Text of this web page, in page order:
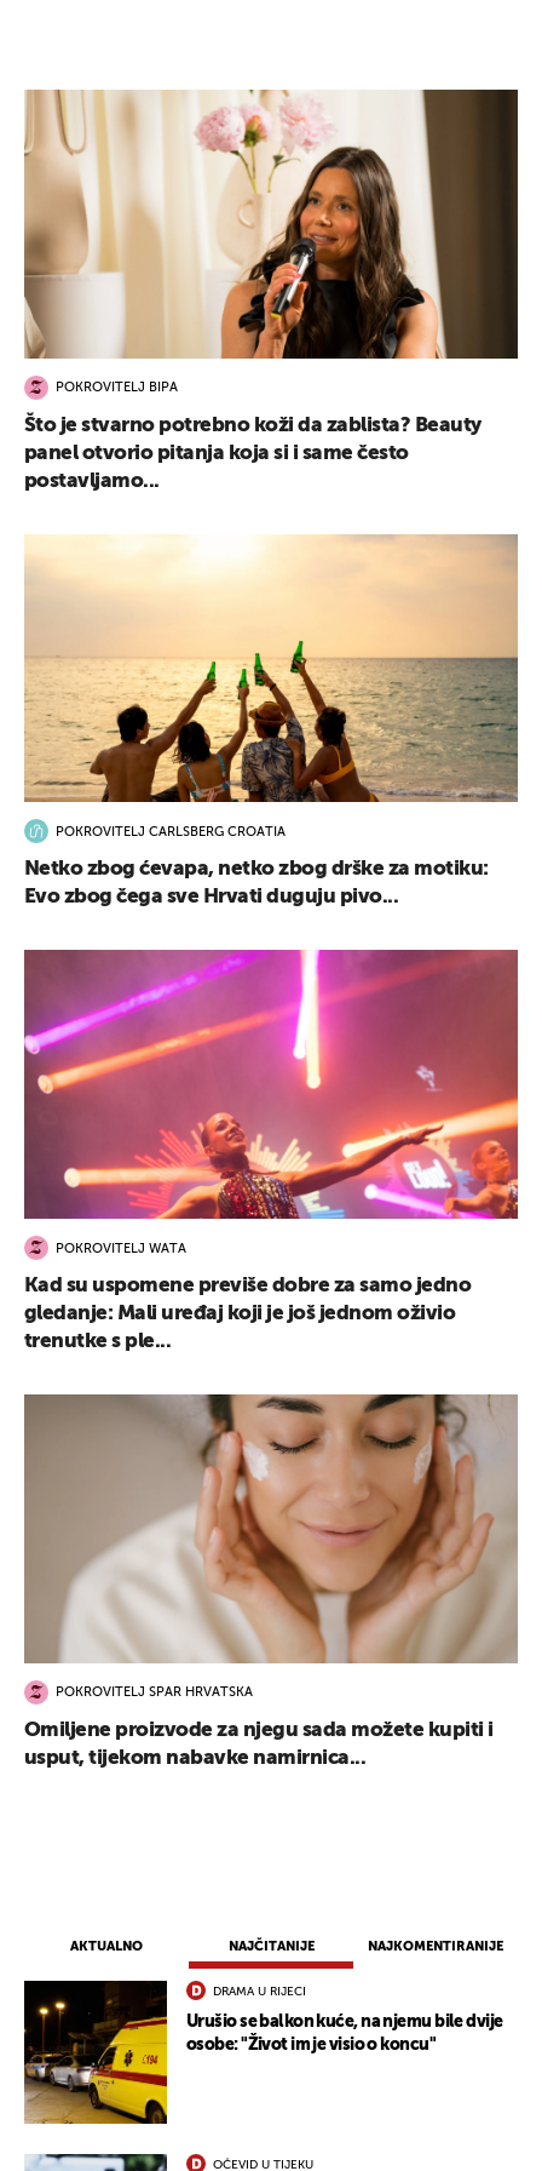
AKTUALNO NAJČITANIJE NAJKOMENTIRANIJE
DRAMA U RIJECI
Urušio se balkon kuće, na njemu bile dvije
osobe: "Život im je visio o koncu"
OČEVID U TIJEKU
POKROVITELJ BIPA
Što je stvarno potrebno koži da zablista? Beauty
panel otvorio pitanja koja si i same često
postavljamo...
POKROVITELJ CARLSBERG CROATIA
Netko zbog ćevapa, netko zbog drške za motiku:
Evo zbog čega sve Hrvati duguju pivo...
POKROVITELJ WATA
Kad su uspomene previše dobre za samo jedno
gledanje: Mali uređaj koji je još jednom oživio
trenutke s ple...
POKROVITELJ SPAR HRVATSKA
Omiljene proizvode za njegu sada možete kupiti i
usput, tijekom nabavke namirnica...